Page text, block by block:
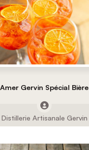
Amer Gervin Spécial Bière
Distillerie Artisanale Gervin